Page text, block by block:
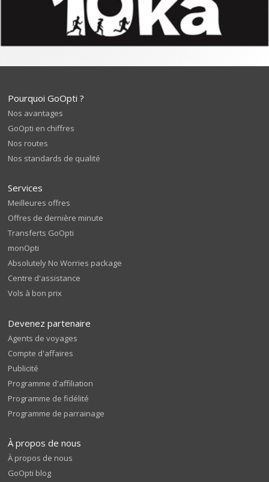
Pourquoi GoOpti ?
Nos avantages
GoOpti en chiffres
Nos routes
Nos standards de qualité
Services
Meilleures offres
Offres de dernière minute
Transferts GoOpti
monOpti
Absolutely No Worries package
Centre d'assistance
Vols à bon prix
Devenez partenaire
Agents de voyages
Compte d'affaires
Publicité
Programme d'affiliation
Programme de fidélité
Programme de parrainage
À propos de nous
À propos de nous
GoOpti blog